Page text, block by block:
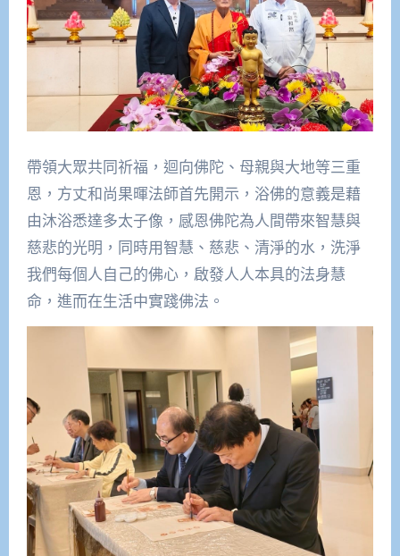
帶領大眾共同祈福，迴向佛陀、母親與大地等三重
恩，方丈和尚果暉法師首先開示，浴佛的意義是藉
由沐浴悉達多太子像，感恩佛陀為人間帶來智慧與
慈悲的光明，同時用智慧、慈悲、清淨的水，洗淨
我們每個人自己的佛心，啟發人人本具的法身慧
命，進而在生活中實踐佛法。